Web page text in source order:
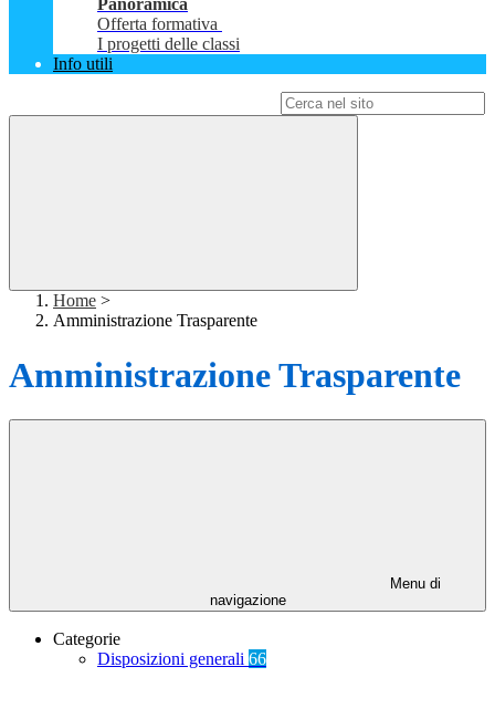
Panoramica
Offerta formativa
I progetti delle classi
Info utili
Home >
Amministrazione Trasparente
Amministrazione Trasparente
Menu di
navigazione
Categorie
Disposizioni generali 66